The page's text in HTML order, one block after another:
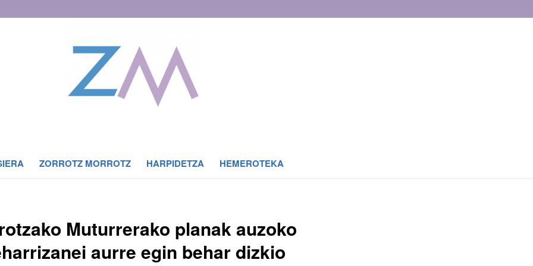
ZORROTZ MORROTZ HARPIDETZA HEMEROTEKA
Muturrerako planak auzoko
aurre egin behar dizkio